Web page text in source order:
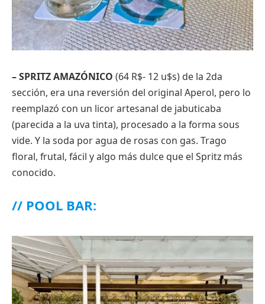
– SPRITZ AMAZÓNICO (64 R$- 12 u$s) de la 2da
sección, era una reversión del original Aperol, pero lo
reemplazó con un licor artesanal de jabuticaba
(parecida a la uva tinta), procesado a la forma sous
vide. Y la soda por agua de rosas con gas. Trago
floral, frutal, fácil y algo más dulce que el Spritz más
conocido.
// POOL BAR: